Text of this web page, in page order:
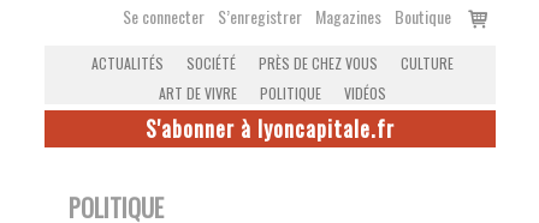
Se connecter S’enregistrer Magazines Boutique
Voir
ACTUALITÉS SOCIÉTÉ PRÈS DE CHEZ VOUS
CULTURE
ART DE VIVRE
POLITIQUE VIDÉOS
S'abonner à lyoncapitale.fr
POLITIQUE